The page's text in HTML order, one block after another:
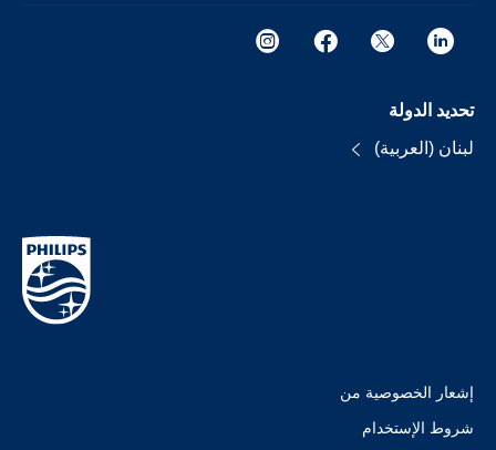
تحديد الدولة
لبنان (العربية)
إشعار الخصوصية من
شروط الإستخدام